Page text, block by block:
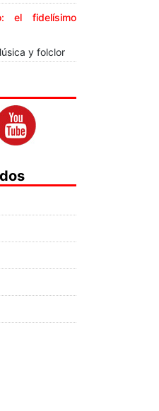
el fidelísimo
y folclor